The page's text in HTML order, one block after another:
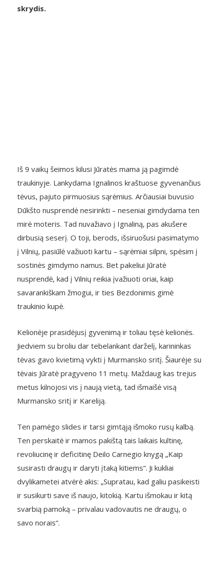
skrydis.
Iš 9 vaikų šeimos kilusi Jūratės mama ją pagimdė
traukinyje. Lankydama Ignalinos kraštuose gyvenančius
tėvus, pajuto pirmuosius sąrėmius. Arčiausiai buvusio
Dūkšto nusprendė nesirinkti – neseniai gimdydama ten
mirė moteris. Tad nuvažiavo į Ignaliną, pas akušere
dirbusią seserį. O toji, berods, išsiruošusi pasimatymo
į Vilnių, pasiūlė važiuoti kartu – sąrėmiai silpni, spėsim į
sostinės gimdymo namus. Bet pakeliui Jūratė
nusprendė, kad į Vilnių reikia įvažiuoti oriai, kaip
savarankiškam žmogui, ir ties Bezdonimis gimė
traukinio kupė.
Kelionėje prasidėjusį gyvenimą ir toliau tęsė kelionės.
Jiedviem su broliu dar tebelankant darželį, karininkas
tėvas gavo kvietimą vykti į Murmansko sritį. Šiaurėje su
tėvais Jūratė pragyveno 11 metų. Maždaug kas trejus
metus kilnojosi vis į naują vietą, tad išmaišė visą
Murmansko sritį ir Kareliją.
Ten pamėgo slides ir tarsi gimtąją išmoko rusų kalbą.
Ten perskaitė ir mamos pakištą tais laikais kultinę,
revoliucinę ir deficitinę Deilo Carnegio knygą „Kaip
susirasti draugų ir daryti įtaką kitiems“. Ji kukliai
dvylikametei atvėrė akis: „Supratau, kad galiu pasikeisti
ir susikurti save iš naujo, kitokią. Kartu išmokau ir kitą
svarbią pamoką – privalau vadovautis ne draugų, o
savo norais“.